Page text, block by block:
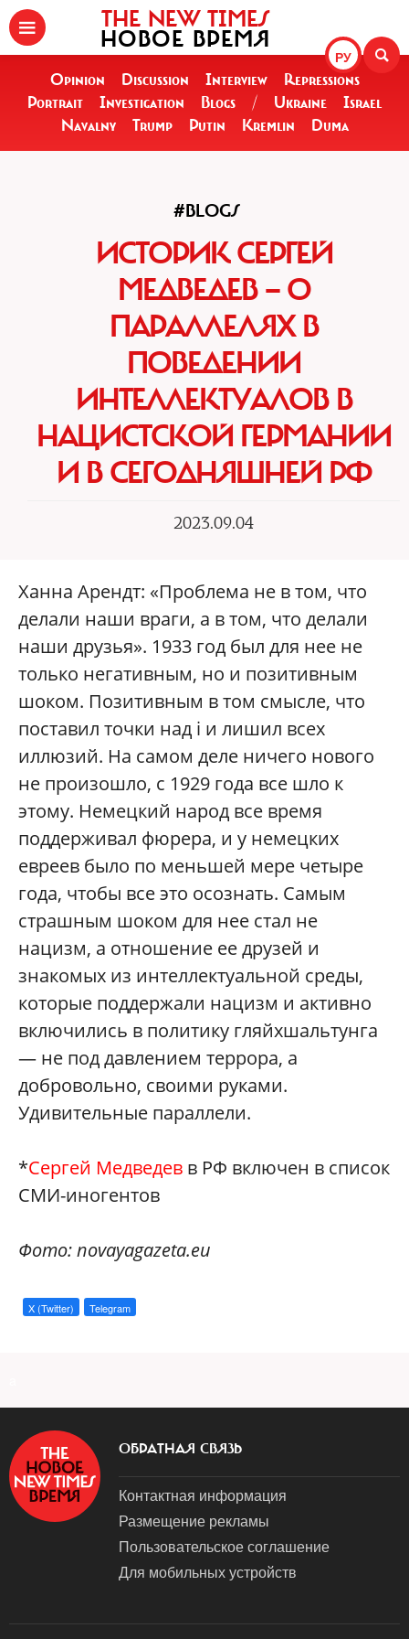
РУ
THE NEW TIMES
НОВОЕ ВРЕМЯ
Opinion Discussion Interview
Repressions
Portrait
Investigation Blogs / Ukraine
Israel
Navalny
Trump Putin Kremlin Duma
#BLOGS
ИСТОРИК СЕРГЕЙ
МЕДВЕДЕВ — О
ПАРАЛЛЕЛЯХ В
ПОВЕДЕНИИ
ИНТЕЛЛЕКТУАЛОВ В
НАЦИСТСКОЙ ГЕРМАНИИ
И В СЕГОДНЯШНЕЙ РФ
2023.09.04
Ханна Арендт: «Проблема не в том, что
делали наши враги, а в том, что делали
наши друзья». 1933 год был для нее не
только негативным, но и позитивным
шоком. Позитивным в том смысле, что
поставил точки над i и лишил всех
иллюзий. На самом деле ничего нового
не произошло, с 1929 года все шло к
этому. Немецкий народ все время
поддерживал фюрера, и у немецких
евреев было по меньшей мере четыре
года, чтобы все это осознать. Самым
страшным шоком для нее стал не
нацизм, а отношение ее друзей и
знакомых из интеллектуальной среды,
которые поддержали нацизм и активно
включились в политику гляйхшальтунга
— не под давлением террора, а
добровольно, своими руками.
Удивительные параллели.
*Сергей Медведев в РФ включен в список
СМИ-иногентов
Фото: novayagazeta.eu
X (Twitter) Telegram
ОБРАТНАЯ СВЯЗЬ
Контактная информация
Размещение рекламы
Пользовательское соглашение
Для мобильных устройств